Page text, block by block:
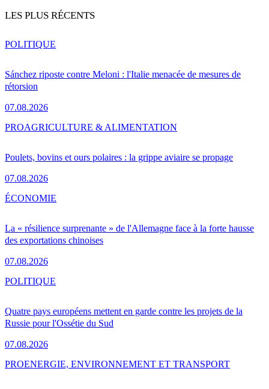
LES PLUS RÉCENTS
Sánchez riposte contre Meloni : l'Italie menacée de mesures de
rétorsion
07.08.2026
POLITIQUE
Poulets, bovins et ours polaires : la grippe aviaire se propage
07.08.2026
PROAGRICULTURE & ALIMENTATION
La « résilience surprenante » de l'Allemagne face à la forte hausse
des exportations chinoises
07.08.2026
ÉCONOMIE
Quatre pays européens mettent en garde contre les projets de la
Russie pour l'Ossétie du Sud
07.08.2026
POLITIQUE
PROENERGIE, ENVIRONNEMENT ET TRANSPORT